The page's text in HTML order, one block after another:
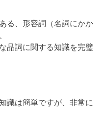
る、形容詞（名詞にかか
品詞に関する知識を完璧
識は簡単ですが、非常に